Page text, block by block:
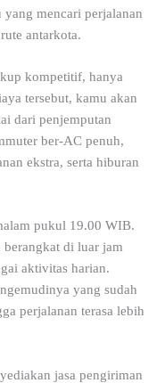
mencari perjalanan
antarkota.
kompetitif, hanya
tersebut, kamu akan
dari penjemputan
ber-AC penuh,
ekstra, serta hiburan
pukul 19.00 WIB.
di luar jam
aktivitas harian.
yang sudah
perjalanan terasa lebih
jasa pengiriman